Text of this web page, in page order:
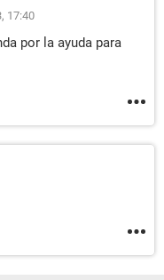
17:40
por la ayuda para